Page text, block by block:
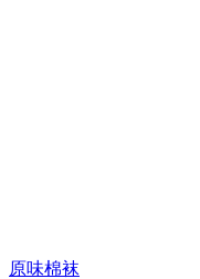
原味棉袜